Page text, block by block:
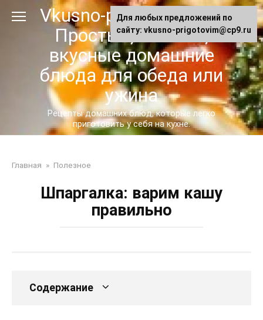
Vkusno-prigotovim.ru -
Простые, сытные,
вкусные домашние
блюда для обеда или
ужина
Рецепты домашних блюд, которые легко
приготовить у себя на кухне.
Главная » Полезное
Шпаргалка: варим кашу
правильно
Содержание
Для любых предложений по
сайту: vkusno-prigotovim@cp9.ru